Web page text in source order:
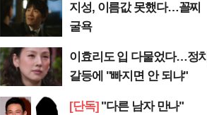
지성, 이름값 못했다…꼴찌
굴욕
이효리도 입 다물었다…정치
갈등에 "빠지면 안 되냐"
[단독]"다른 남자 만나"